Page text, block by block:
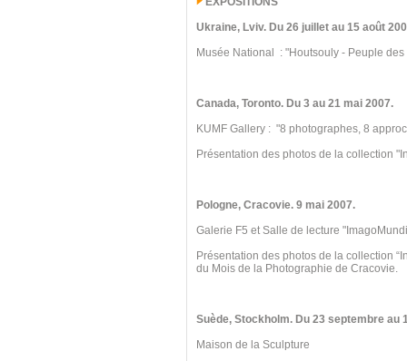
Ukraine, Lviv. Du 26 juillet au 15 août
Musée National : "Houtsouly - Peuple
Canada, Toronto. Du 3 au 21 mai 2007.
KUMF Gallery : "8 photographes, 8
Présentation des photos de la collection
Pologne, Cracovie. 9 mai 2007.
Galerie F5 et Salle de lecture
Présentation des photos de la collection
du Mois de la Photographie de Cracovie.
Suède, Stockholm. Du 23 septembre au
Maison de la Sculpture